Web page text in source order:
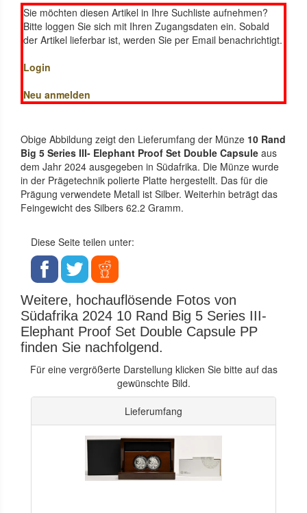
Sie möchten diesen Artikel in Ihre Suchliste aufnehmen?
Bitte loggen Sie sich mit Ihren Zugangsdaten ein. Sobald
der Artikel lieferbar ist, werden Sie per Email benachrichtigt.
Login
Neu anmelden
Obige Abbildung zeigt den Lieferumfang der Münze 10 Rand
Big 5 Series III- Elephant Proof Set Double Capsule aus
dem Jahr 2024 ausgegeben in Südafrika. Die Münze wurde
in der Prägetechnik polierte Platte hergestellt. Das für die
Prägung verwendete Metall ist Silber. Weiterhin beträgt das
Feingewicht des Silbers 62.2 Gramm.
Diese Seite teilen unter:
Weitere, hochauflösende Fotos von
Südafrika 2024 10 Rand Big 5 Series III-
Elephant Proof Set Double Capsule PP
finden Sie nachfolgend.
Für eine vergrößerte Darstellung klicken Sie bitte auf das
gewünschte Bild.
Lieferumfang